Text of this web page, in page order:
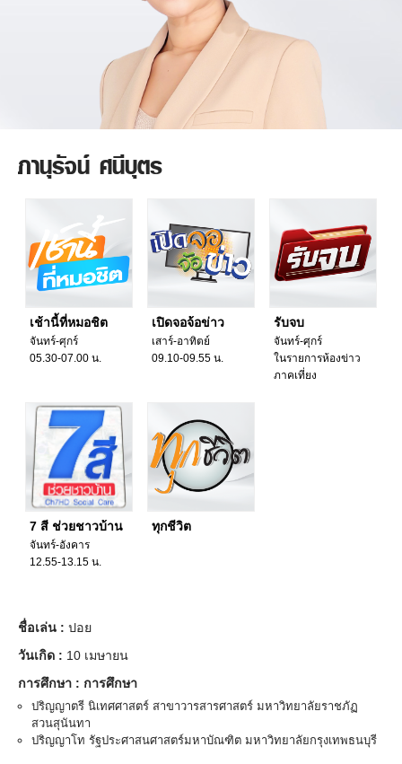
ภานุรัจน์ ศนีบุตร
เช้านี้ที่หมอชิต
จันทร์-ศุกร์
05.30-07.00 น.
เปิดจอจ้อข่าว
เสาร์-อาทิตย์
09.10-09.55 น.
รับจบ
จันทร์-ศุกร์
ในรายการห้องข่าว
ภาคเที่ยง
7 สี ช่วยชาวบ้าน
จันทร์-อังคาร
12.55-13.15 น.
ทุกชีวิต
ชื่อเล่น : ปอย
วันเกิด : 10 เมษายน
การศึกษา : การศึกษา
ปริญญาตรี นิเทศศาสตร์ สาขาวารสารศาสตร์ มหาวิทยาลัยราชภัฏ
สวนสุนันทา
ปริญญาโท รัฐประศาสนศาสตร์มหาบัณฑิต มหาวิทยาลัยกรุงเทพธนบุรี